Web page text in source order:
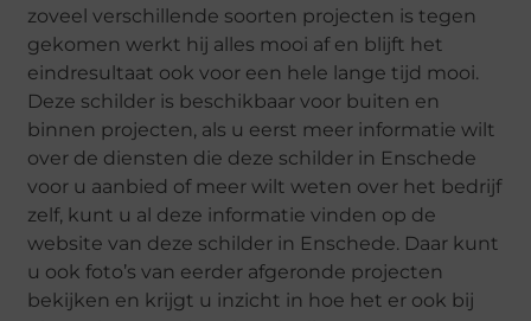
zoveel verschillende soorten projecten is tegen
gekomen werkt hij alles mooi af en blijft het
eindresultaat ook voor een hele lange tijd mooi.
Deze schilder is beschikbaar voor buiten en
binnen projecten, als u eerst meer informatie wilt
over de diensten die deze schilder in Enschede
voor u aanbied of meer wilt weten over het bedrijf
zelf, kunt u al deze informatie vinden op de
website van deze schilder in Enschede. Daar kunt
u ook foto’s van eerder afgeronde projecten
bekijken en krijgt u inzicht in hoe het er ook bij